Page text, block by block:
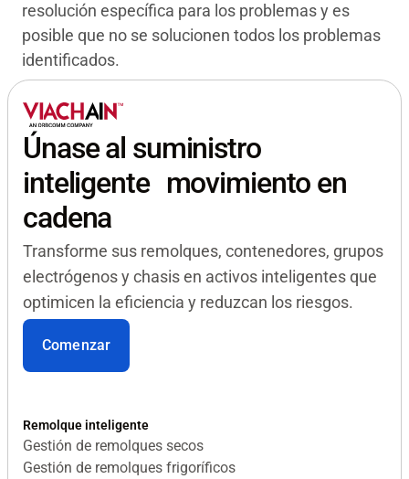
resolución específica para los problemas y es
posible que no se solucionen todos los problemas
identificados.
Únase al suministro
inteligente movimiento en
cadena
Transforme sus remolques, contenedores, grupos
electrógenos y chasis en activos inteligentes que
optimicen la eficiencia y reduzcan los riesgos.
Comenzar
Remolque inteligente
Gestión de remolques secos
Gestión de remolques frigoríficos